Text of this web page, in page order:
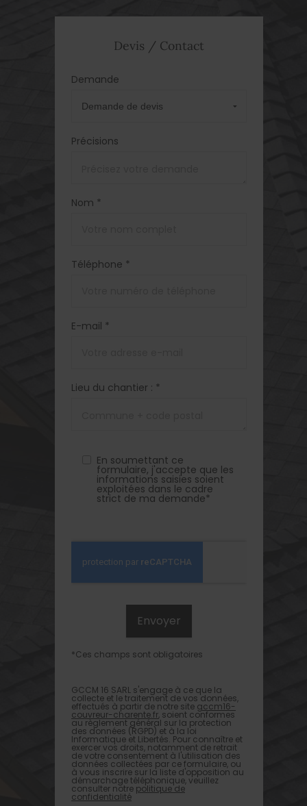
Devis / Contact
Demande
Précisions
Nom *
Téléphone *
E-mail *
Lieu du chantier : *
En soumettant ce
formulaire, j'accepte que les
informations saisies soient
exploitées dans le cadre
strict de ma demande*
*Ces champs sont obligatoires
GCCM 16 SARL s'engage à ce que la
collecte et le traitement de vos données,
effectués à partir de notre site gccm16-
couvreur-charente.fr, soient conformes
au règlement général sur la protection
des données (RGPD) et à la loi
Informatique et Libertés. Pour connaître et
exercer vos droits, notamment de retrait
de votre consentement à l'utilisation des
données collectées par ce formulaire, ou
à vous inscrire sur la liste d'opposition au
démarchage téléphonique, veuillez
consulter notre politique de
confidentialité